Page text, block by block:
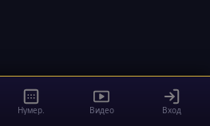
Нумер. Видео Вход